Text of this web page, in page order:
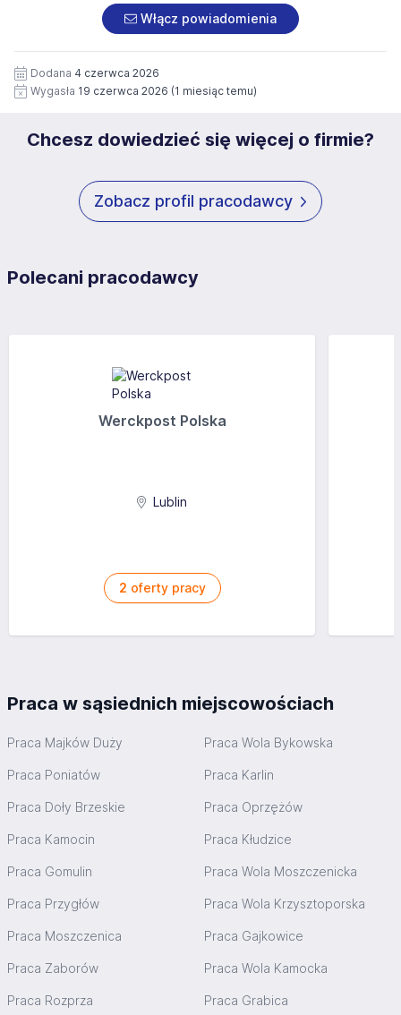
pod numerem 33 816 64 09 lub pisemnie na adres
siedziby administratora.
https://www.workprofit.pl/klauzula-informacyjna.html
załączonych dokumentach aplikacyjnych (w tym
wizerunku), na potrzeby przyszłych rekrutacji przez okres
12 miesięcy. Zgoda jest dobrowolna i może być w każdym
czasie wycofana.
Włącz powiadomienia
Dodana 4 czerwca 2026
Wygasła 19 czerwca 2026 (1 miesiąc temu)
Chcesz dowiedzieć się więcej o firmie?
Zobacz profil pracodawcy
Polecani pracodawcy
Werckpost Polska
Lublin
2 oferty pracy
Praca w sąsiednich miejscowościach
Praca Majków Duży Praca Wola Bykowska
Praca Poniatów Praca Karlin
Praca Doły Brzeskie Praca Oprzężów
Praca Kamocin Praca Kłudzice
Praca Gomulin Praca Wola Moszczenicka
Praca Przygłów Praca Wola Krzysztoporska
Praca Moszczenica Praca Gajkowice
Praca Zaborów Praca Wola Kamocka
Praca Rozprza Praca Grabica